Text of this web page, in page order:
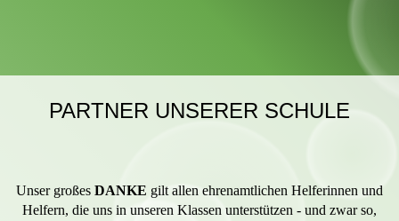
PARTNER UNSERER SCHULE
Unser großes DANKE gilt allen ehrenamtlichen Helferinnen und
Helfern, die uns in unseren Klassen unterstützen - und zwar so,